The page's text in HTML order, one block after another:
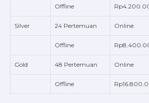
Offline
Silver 24 Pertemuan Online
Offline
Gold 48 Pertemuan Online
Offline